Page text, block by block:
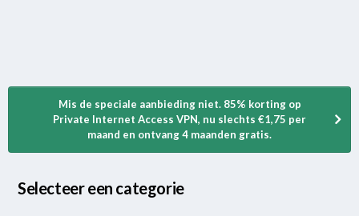
Mis de speciale aanbieding niet. 85% korting op
Private Internet Access VPN, nu slechts €1,75 per
maand en ontvang 4 maanden gratis.
Selecteer een categorie